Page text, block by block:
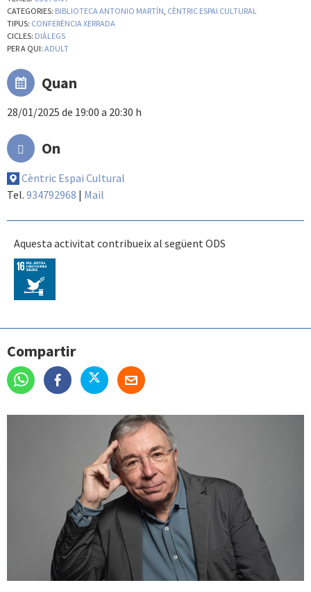
CATEGORIES: BIBLIOTECA ANTONIO MARTÍN, CÈNTRIC ESPAI CULTURAL
TIPUS: CONFERÈNCIA XERRADA
CICLES: DIÀLEGS
PER A QUI: ADULT
Quan
28/01/2025 de 19:00 a 20:30 h
On
Cèntric Espai Cultural
Tel. 934792968 | Mail
Aquesta activitat contribueix al següent ODS
Compartir